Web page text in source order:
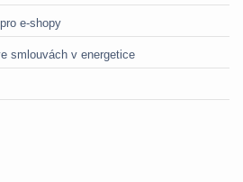
e-shopy
smlouvách v energetice